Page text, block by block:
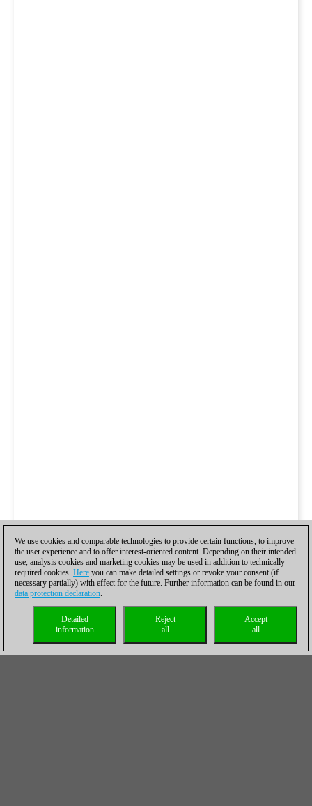
We use cookies and comparable technologies to provide certain functions, to improve
the user experience and to offer interest-oriented content. Depending on their intended
use, analysis cookies and marketing cookies may be used in addition to technically
required cookies. Here you can make detailed settings or revoke your consent (if
necessary partially) with effect for the future. Further information can be found in our
data protection declaration.
Accept
all
Reject
all
Detailed
information